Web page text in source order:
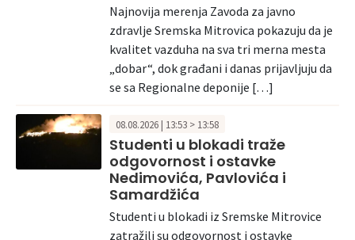
Najnovija merenja Zavoda za javno
zdravlje Sremska Mitrovica pokazuju da je
kvalitet vazduha na sva tri merna mesta
„dobar“, dok građani i danas prijavljuju da
se sa Regionalne deponije […]
08.08.2026 | 13:53 > 13:58
Studenti u blokadi traže
odgovornost i ostavke
Nedimovića, Pavlovića i
Samardžića
Studenti u blokadi iz Sremske Mitrovice
zatražili su odgovornost i ostavke